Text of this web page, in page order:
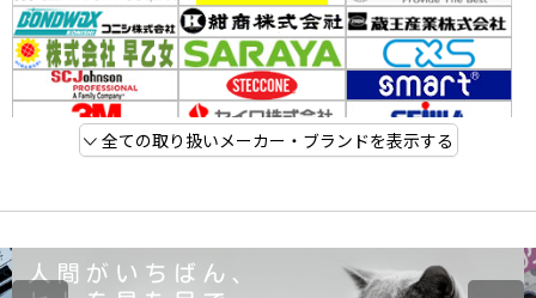
全ての取り扱いメーカー・ブランドを表示する